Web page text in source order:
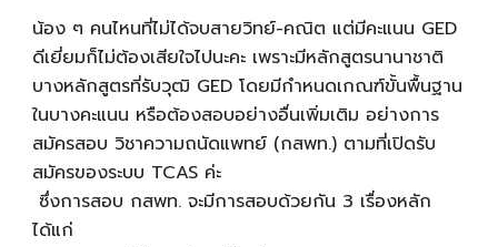
น้อง ๆ คนไหนที่ไม่ได้จบสายวิทย์-คณิต แต่มีคะแนน GED
ดีเยี่ยมก็ไม่ต้องเสียใจไปนะคะ เพราะมีหลักสูตรนานาชาติ
บางหลักสูตรที่รับวุฒิ GED โดยมีกำหนดเกณฑ์ขั้นพื้นฐาน
ในบางคะแนน หรือต้องสอบอย่างอื่นเพิ่มเติม อย่างการ
สมัครสอบ วิชาความถนัดแพทย์ (กสพท.) ตามที่เปิดรับ
สมัครของระบบ TCAS ค่ะ
ซึ่งการสอบ กสพท. จะมีการสอบด้วยกัน 3 เรื่องหลัก
ได้แก่